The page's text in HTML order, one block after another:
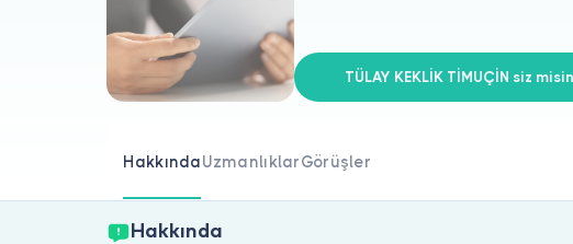
TÜLAY KEKLİK TİMUÇİN siz
HakkındaUzmanlıklarGörüşler
Hakkında